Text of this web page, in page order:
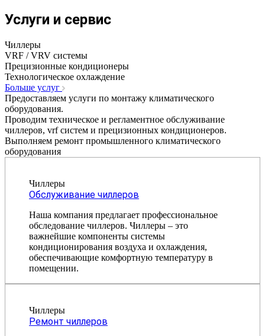
Услуги и сервис
Чиллеры
VRF / VRV системы
Прецизионные кондиционеры
Технологическое охлаждение
Больше услуг
Предоставляем услуги по монтажу климатического
оборудования.
Проводим техническое и регламентное обслуживание
чиллеров, vrf систем и прецизионных кондиционеров.
Выполняем ремонт промышленного климатического
оборудования
Чиллеры
Обслуживание чиллеров
Наша компания предлагает профессиональное
обследование чиллеров. Чиллеры – это
важнейшие компоненты системы
кондиционирования воздуха и охлаждения,
обеспечивающие комфортную температуру в
помещении.
Чиллеры
Ремонт чиллеров